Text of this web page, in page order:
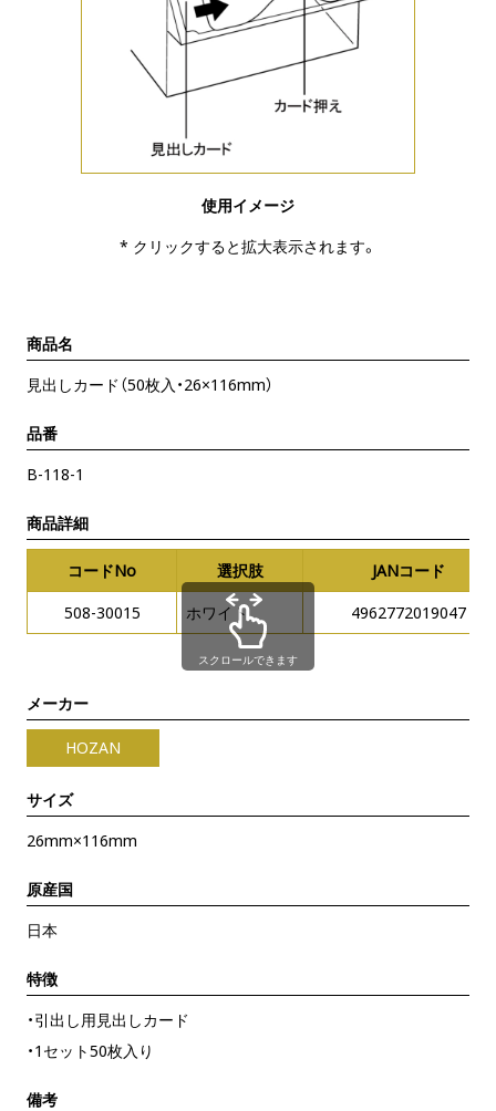
使用イメージ
* クリックすると拡大表示されます。
商品名
見出しカード（50枚入・26×116mm）
品番
B-118-1
商品詳細
コードNo 選択肢
JANコード
508-30015
ホワイト 4962772019047
スクロールできます
メーカー
HOZAN
サイズ
26mm×116mm
原産国
日本
特徴
・引出し用見出しカード
・1セット50枚入り
備考